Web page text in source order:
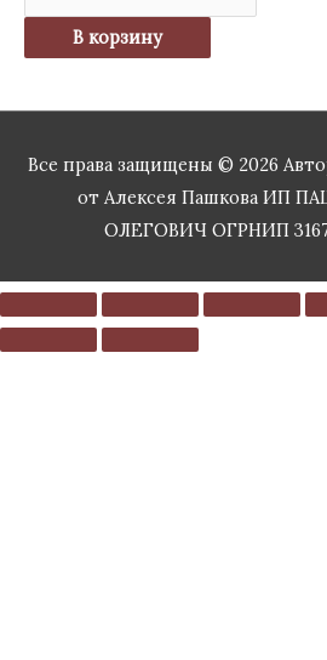
В корзину
Все права защищены © 2026
от Алексея ПашковаИП
ОЛЕГОВИЧ ОГРНИП